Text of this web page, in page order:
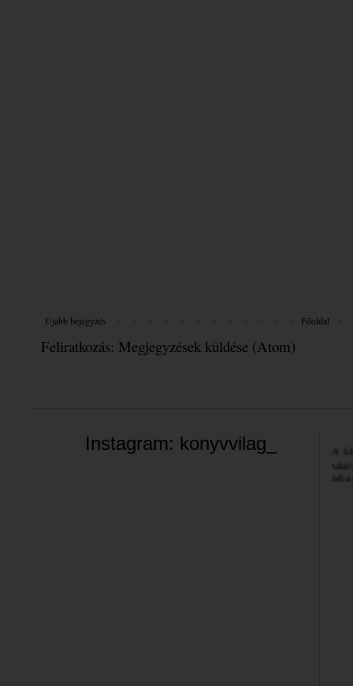
Újabb bejegyzés Főoldal
Feliratkozás: Megjegyzések küldése (Atom)
Instagram: konyvvilag_